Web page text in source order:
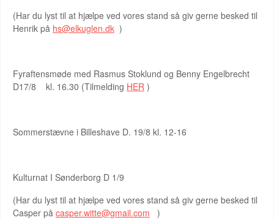
(Har du lyst til at hjælpe ved vores stand så giv gerne besked til
Henrik på hs@elkuglen.dk )
Fyraftensmøde med Rasmus Stoklund og Benny Engelbrecht
D17/8 kl. 16.30 (Tilmelding HER )
Sommerstævne i Billeshave D. 19/8 kl. 12-16
Kulturnat I Sønderborg D 1/9
(Har du lyst til at hjælpe ved vores stand så giv gerne besked til
Casper på casper.witte@gmail.com )